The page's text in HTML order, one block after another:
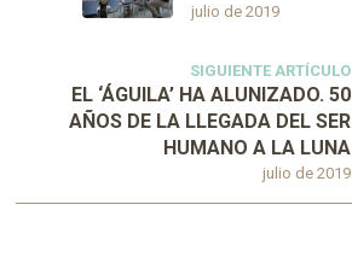
julio de 2019
SIGUIENTE ARTÍCULO
julio de 2019
EL ‘ÁGUILA’ HA ALUNIZADO. 50
AÑOS DE LA LLEGADA DEL SER
HUMANO A LA LUNA